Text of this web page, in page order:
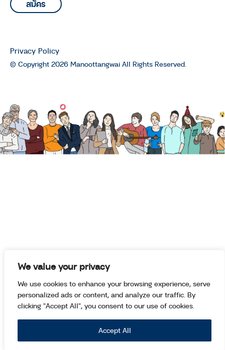
We value your privacy
We use cookies to enhance your browsing experience, serve
personalized ads or content, and analyze our traffic. By
clicking "Accept All", you consent to our use of cookies.
Accept All
© Copyright 2026 Manoottangwai All Rights Reserved.
Privacy Policy